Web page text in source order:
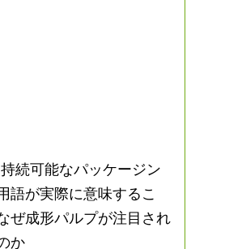
続可能なパッケージン
語が実際に意味するこ
ぜ成形パルプが注目され
か